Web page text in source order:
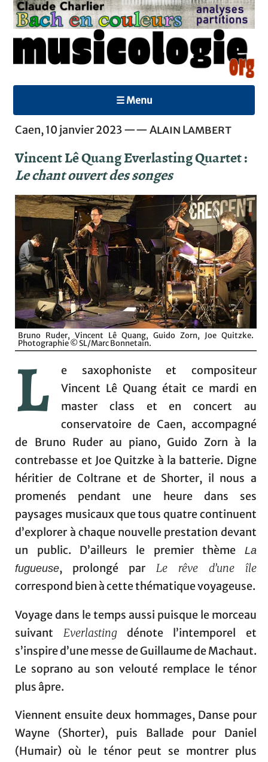
☰ Menu
Caen, 10 janvier 2023 ——Alain Lambert
Vincent Lê Quang Everlasting Quartet :
Le chant ouvert des songes
Bruno Ruder, Vincent Lê Quang, Guido Zorn, Joe Quitzke.
Photographie © SL/Marc Bonnetain.
L
e saxophoniste et compositeur
Vincent Lê Quang était ce mardi en
master class et en concert au
conservatoire de Caen, accompagné
de Bruno Ruder au piano, Guido Zorn à la
contrebasse et Joe Quitzke à la batterie. Digne
héritier de Coltrane et de Shorter, il nous a
promenés pendant une heure dans ses
paysages musicaux que tous quatre continuent
d’explorer à chaque nouvelle prestation devant
un public. D’ailleurs le premier thème La
fugueuse, prolongé par Le rêve d’une île
correspond bien à cette thématique voyageuse.
Voyage dans le temps aussi puisque le morceau
suivant Everlastingdénote l’intemporel et
s’inspire d’une messe de Guillaume de Machaut.
Le soprano au son velouté remplace le ténor
plus âpre.
Viennent ensuite deux hommages, Danse pour
Wayne (Shorter), puis Ballade pour Daniel
(Humair) où le ténor peut se montrer plus